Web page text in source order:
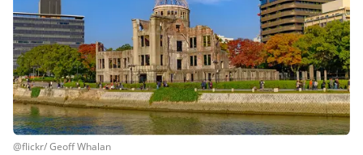
@flickr/ Geoff Whalan